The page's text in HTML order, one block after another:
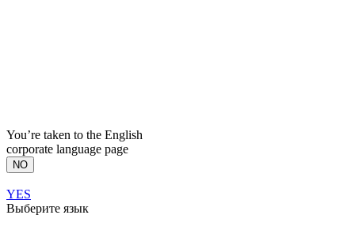
You’re taken to the English
corporate language page
NO
YES
Выберите язык